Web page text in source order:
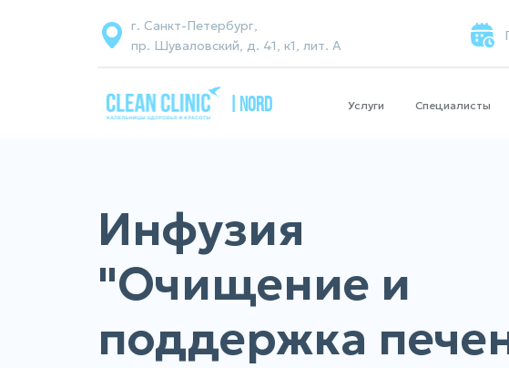
г. Санкт-Петербург,
пр. Шуваловский, д. 41, к1, лит. А
| NORD Услуги Специалисты
Инфузия
"Очищение и
поддержка